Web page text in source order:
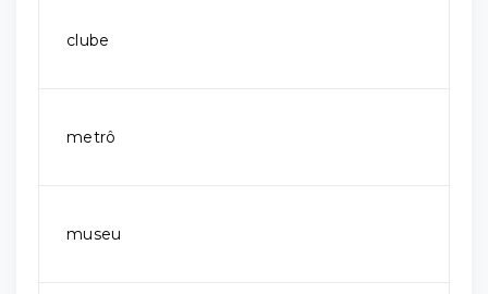
clube
metrô
museu